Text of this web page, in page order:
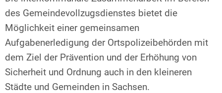
des Gemeindevollzugsdienstes bietet die
Möglichkeit einer gemeinsamen
Aufgabenerledigung der Ortspolizeibehörden mit
dem Ziel der Prävention und der Erhöhung von
Sicherheit und Ordnung auch in den kleineren
Städte und Gemeinden in Sachsen.